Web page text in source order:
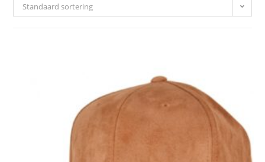
Standaard sortering